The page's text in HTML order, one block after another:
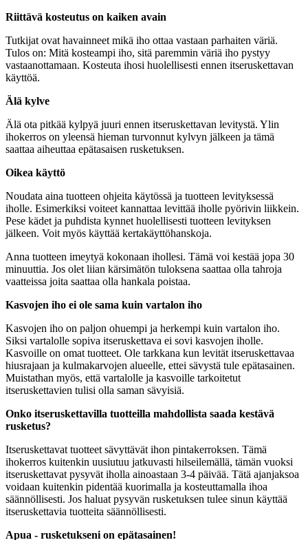
Riittävä kosteutus on kaiken avain
Tutkijat ovat havainneet mikä iho ottaa vastaan parhaiten väriä.
Tulos on: Mitä kosteampi iho, sitä paremmin väriä iho pystyy
vastaanottamaan. Kosteuta ihosi huolellisesti ennen itseruskettavan
käyttöä.
Älä kylve
Älä ota pitkää kylpyä juuri ennen itseruskettavan levitystä. Ylin
ihokerros on yleensä hieman turvonnut kylvyn jälkeen ja tämä
saattaa aiheuttaa epätasaisen rusketuksen.
Oikea käyttö
Noudata aina tuotteen ohjeita käytössä ja tuotteen levityksessä
iholle. Esimerkiksi voiteet kannattaa levittää iholle pyörivin liikkein.
Pese kädet ja puhdista kynnet huolellisesti tuotteen levityksen
jälkeen. Voit myös käyttää kertakäyttöhanskoja.
Anna tuotteen imeytyä kokonaan ihollesi. Tämä voi kestää jopa 30
minuuttia. Jos olet liian kärsimätön tuloksena saattaa olla tahroja
vaatteissa joita saattaa olla hankala poistaa.
Kasvojen iho ei ole sama kuin vartalon iho
Kasvojen iho on paljon ohuempi ja herkempi kuin vartalon iho.
Siksi vartalolle sopiva itseruskettava ei sovi kasvojen iholle.
Kasvoille on omat tuotteet. Ole tarkkana kun levität itseruskettavaa
hiusrajaan ja kulmakarvojen alueelle, ettei sävystä tule epätasainen.
Muistathan myös, että vartalolle ja kasvoille tarkoitetut
itseruskettavien tulisi olla saman sävyisiä.
Onko itseruskettavilla tuotteilla mahdollista saada kestävä
rusketus?
Itseruskettavat tuotteet sävyttävät ihon pintakerroksen. Tämä
ihokerros kuitenkin uusiutuu jatkuvasti hilseilemällä, tämän vuoksi
itseruskettavat pysyvät iholla ainoastaan 3-4 päivää. Tätä ajanjaksoa
voidaan kuitenkin pidentää kuorimalla ja kosteuttamalla ihoa
säännöllisesti. Jos haluat pysyvän rusketuksen tulee sinun käyttää
itseruskettavia tuotteita säännöllisesti.
Apua - rusketukseni on epätasainen!